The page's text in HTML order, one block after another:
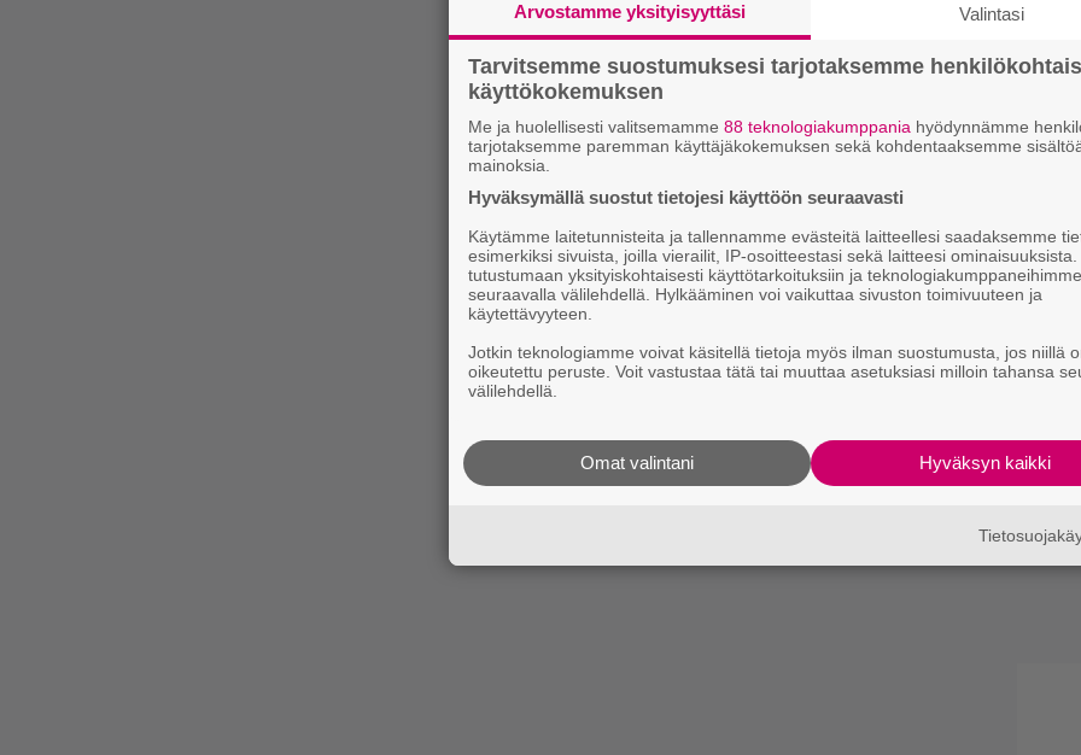
Arvostamme yksityisyyttäsi Valintasi
Tarvitsemme suostumuksesi tarjotaksemme
käyttökokemuksen
Me ja huolellisesti valitsemamme 88 teknologiakumppania hyödynnämme
tarjotaksemme paremman käyttäjäkokemuksen sekä kohdentaaksemme
mainoksia.
Hyväksymällä suostut tietojesi käyttöön seuraavasti
Käytämme laitetunnisteita ja tallennamme evästeitä laitteellesi saadaksemme
esimerkiksi sivuista, joilla vierailit, IP-osoitteestasi sekä laitteesi
tutustumaan yksityiskohtaisesti käyttötarkoituksiin ja teknologiakumppaneihimme
seuraavalla välilehdellä. Hylkääminen voi vaikuttaa sivuston toimivuuteen ja
käytettävyyteen.
Jotkin teknologiamme voivat käsitellä tietoja myös ilman suostumusta, jos niillä
oikeutettu peruste. Voit vastustaa tätä tai muuttaa asetuksiasi milloin tahansa
välilehdellä.
Hyväksyn kaikki
Omat valintani